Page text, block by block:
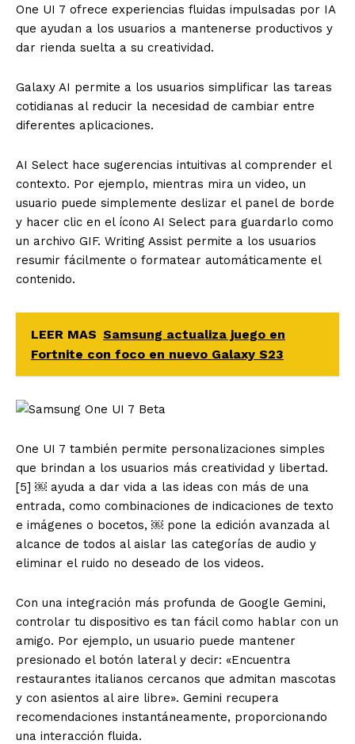
One UI 7 ofrece experiencias fluidas impulsadas por IA
que ayudan a los usuarios a mantenerse productivos y
dar rienda suelta a su creatividad.
Galaxy AI permite a los usuarios simplificar las tareas
cotidianas al reducir la necesidad de cambiar entre
diferentes aplicaciones.
AI Select hace sugerencias intuitivas al comprender el
contexto. Por ejemplo, mientras mira un video, un
usuario puede simplemente deslizar el panel de borde
y hacer clic en el ícono AI Select para guardarlo como
un archivo GIF. Writing Assist permite a los usuarios
resumir fácilmente o formatear automáticamente el
contenido.
LEER MAS Samsung actualiza juego en
Fortnite con foco en nuevo Galaxy S23
One UI 7 también permite personalizaciones simples
que brindan a los usuarios más creatividad y libertad.
[5] ￼ ayuda a dar vida a las ideas con más de una
entrada, como combinaciones de indicaciones de texto
e imágenes o bocetos, ￼ pone la edición avanzada al
alcance de todos al aislar las categorías de audio y
eliminar el ruido no deseado de los videos.
Con una integración más profunda de Google Gemini,
controlar tu dispositivo es tan fácil como hablar con un
amigo. Por ejemplo, un usuario puede mantener
presionado el botón lateral y decir: «Encuentra
restaurantes italianos cercanos que admitan mascotas
y con asientos al aire libre». Gemini recupera
recomendaciones instantáneamente, proporcionando
una interacción fluida.